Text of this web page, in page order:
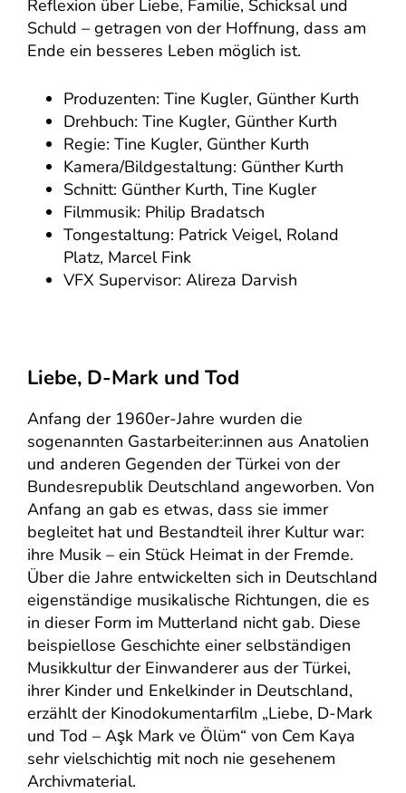
Reflexion über Liebe, Familie, Schicksal und
Schuld – getragen von der Hoffnung, dass am
Ende ein besseres Leben möglich ist.
Produzenten: Tine Kugler, Günther Kurth
Drehbuch: Tine Kugler, Günther Kurth
Regie: Tine Kugler, Günther Kurth
Kamera/Bildgestaltung: Günther Kurth
Schnitt: Günther Kurth, Tine Kugler
Filmmusik: Philip Bradatsch
Tongestaltung: Patrick Veigel, Roland
Platz, Marcel Fink
VFX Supervisor: Alireza Darvish
Liebe, D-Mark und Tod
Anfang der 1960er-Jahre wurden die
sogenannten Gastarbeiter:innen aus Anatolien
und anderen Gegenden der Türkei von der
Bundesrepublik Deutschland angeworben. Von
Anfang an gab es etwas, dass sie immer
begleitet hat und Bestandteil ihrer Kultur war:
ihre Musik – ein Stück Heimat in der Fremde.
Über die Jahre entwickelten sich in Deutschland
eigenständige musikalische Richtungen, die es
in dieser Form im Mutterland nicht gab. Diese
beispiellose Geschichte einer selbständigen
Musikkultur der Einwanderer aus der Türkei,
ihrer Kinder und Enkelkinder in Deutschland,
erzählt der Kinodokumentarfilm „Liebe, D-Mark
und Tod – Aşk Mark ve Ölüm“ von Cem Kaya
sehr vielschichtig mit noch nie gesehenem
Archivmaterial.